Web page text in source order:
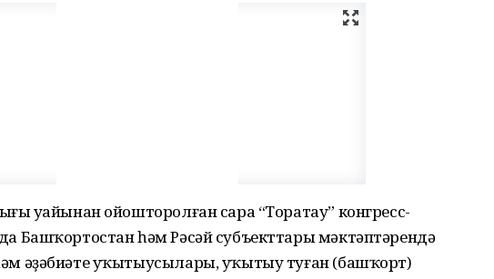
уңайынан ойошторолған сара “Торатау” конгресс-
Башҡортостан һәм Рәсәй субъекттары мәктәптәрендә
әҙәбиәте уҡытыусылары, уҡытыу туған (башҡорт)